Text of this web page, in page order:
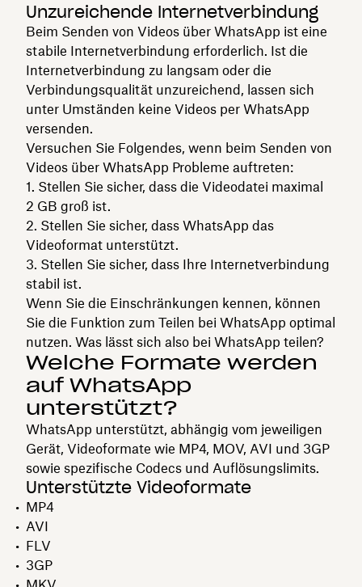
Unzureichende Internetverbindung
Beim Senden von Videos über WhatsApp ist eine
stabile Internetverbindung erforderlich. Ist die
Internetverbindung zu langsam oder die
Verbindungsqualität unzureichend, lassen sich
unter Umständen keine Videos per WhatsApp
versenden.
Versuchen Sie Folgendes, wenn beim Senden von
Videos über WhatsApp Probleme auftreten:
Stellen Sie sicher, dass die Videodatei maximal
2 GB groß ist.
Stellen Sie sicher, dass WhatsApp das
Videoformat unterstützt.
Stellen Sie sicher, dass Ihre Internetverbindung
stabil ist.
Wenn Sie die Einschränkungen kennen, können
Sie die Funktion zum Teilen bei WhatsApp optimal
nutzen. Was lässt sich also bei WhatsApp teilen?
Welche Formate werden
auf WhatsApp
unterstützt?
WhatsApp unterstützt, abhängig vom jeweiligen
Gerät, Videoformate wie MP4, MOV, AVI und 3GP
sowie spezifische Codecs und Auflösungslimits.
Unterstützte Videoformate
MP4
AVI
FLV
3GP